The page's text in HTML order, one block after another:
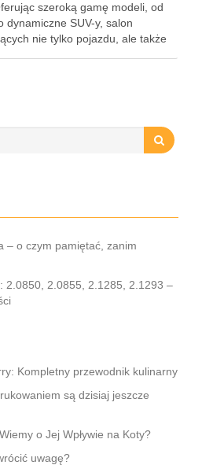
szeroką gamę modeli, od
dynamiczne SUV-y, salon
nie tylko pojazdu, ale także
– o czym pamiętać, zanim
2.0850, 2.0855, 2.1285, 2.1293 –
Kompletny przewodnik kulinarny
są dzisiaj jeszcze
o Jej Wpływie na Koty?
uwagę?